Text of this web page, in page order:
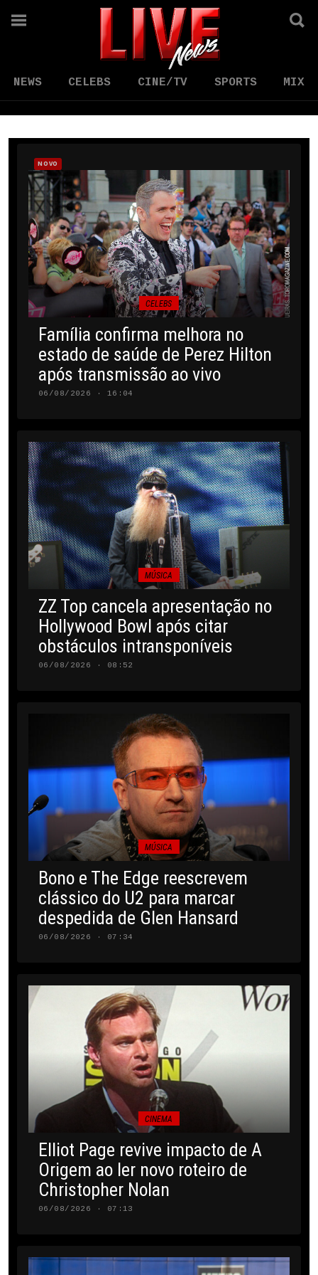
NEWS CELEBS CINE/TV SPORTS MIX
NOVO
CELEBS
Família confirma melhora no
estado de saúde de Perez Hilton
após transmissão ao vivo
06/08/2026 · 16:04
MÚSICA
ZZ Top cancela apresentação no
Hollywood Bowl após citar
obstáculos intransponíveis
06/08/2026 · 08:52
MÚSICA
Bono e The Edge reescrevem
clássico do U2 para marcar
despedida de Glen Hansard
06/08/2026 · 07:34
CINEMA
Elliot Page revive impacto de A
Origem ao ler novo roteiro de
Christopher Nolan
06/08/2026 · 07:13